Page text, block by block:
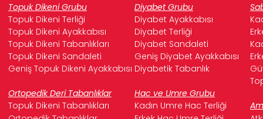
Topuk Dikeni Grubu Diyabet Grubu
Topuk Dikeni Terliği
Diyabet Ayakkabısı
Topuk Dikeni Ayakkabısı
Diyabet Terliği
Topuk Dikeni Tabanlıkları
Diyabet Sandaleti
Topuk Dikeni Sandaleti
Geniş Diyabet Ayakkabısı
Geniş Topuk Dikeni Ayakkabısı Diyabetik Tabanlık
Ortopedik Deri Tabanlıklar
Hac ve Umre Grubu
Topuk Dikeni Tabanlıkları
Kadın Umre Hac Terliği